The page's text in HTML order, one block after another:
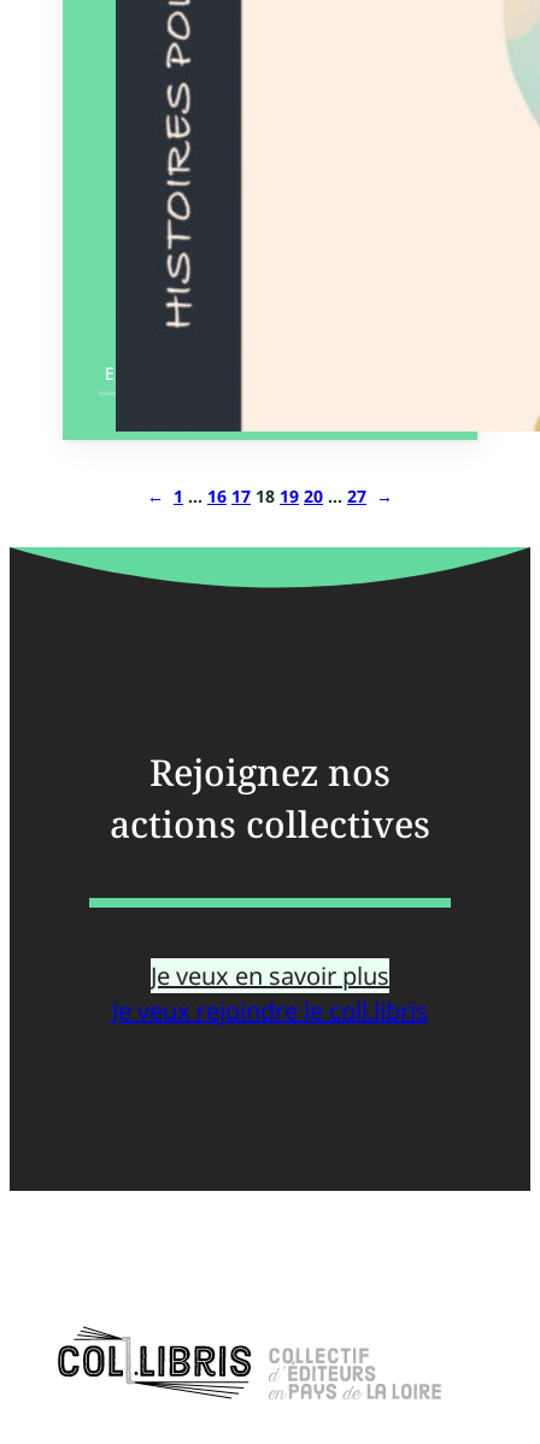
En savoir plus
← 1 … 16 17 18 19 20 … 27 →
Rejoignez nos
actions collectives
Je veux en savoir plus
Je veux rejoindre le coll.libris